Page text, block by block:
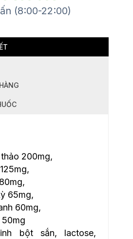
(8:00-22:00)
200mg,
65mg,
60mg,
50mg
bột sắn, lactose,